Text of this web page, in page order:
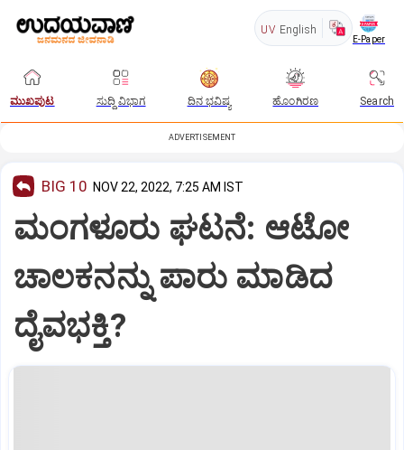
UV English
E-Paper
ಮುಖಪುಟ ಸುದ್ದಿ ವಿಭಾಗ ದಿನ ಭವಿಷ್ಯ ಹೊಂಗಿರಣ Search
ADVERTISEMENT
BIG 10 NOV 22, 2022, 7:25 AM IST
ಮಂಗಳೂರು ಘಟನೆ: ಆಟೋ
ಚಾಲಕನನ್ನು ಪಾರು ಮಾಡಿದ
ದೈವಭಕ್ತಿ?